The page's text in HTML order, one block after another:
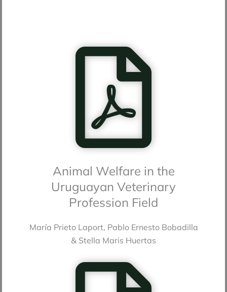
Animal Welfare in the
Uruguayan Veterinary
Profession Field
María Prieto Laport, Pablo Ernesto Bobadilla
& Stella Maris Huertas